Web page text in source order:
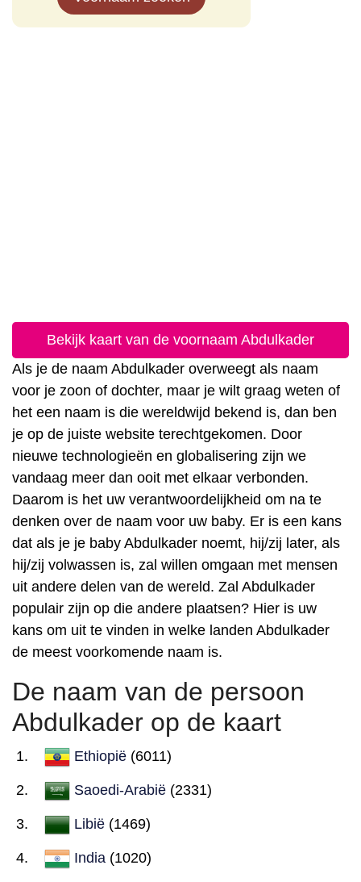
Bekijk kaart van de voornaam Abdulkader
Als je de naam Abdulkader overweegt als naam
voor je zoon of dochter, maar je wilt graag weten of
het een naam is die wereldwijd bekend is, dan ben
je op de juiste website terechtgekomen. Door
nieuwe technologieën en globalisering zijn we
vandaag meer dan ooit met elkaar verbonden.
Daarom is het uw verantwoordelijkheid om na te
denken over de naam voor uw baby. Er is een kans
dat als je je baby Abdulkader noemt, hij/zij later, als
hij/zij volwassen is, zal willen omgaan met mensen
uit andere delen van de wereld. Zal Abdulkader
populair zijn op die andere plaatsen? Hier is uw
kans om uit te vinden in welke landen Abdulkader
de meest voorkomende naam is.
De naam van de persoon
Abdulkader op de kaart
Ethiopië (6011)
Saoedi-Arabië (2331)
Libië (1469)
India (1020)